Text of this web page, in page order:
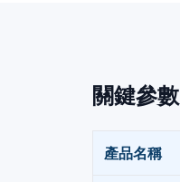
關鍵參數
產品名稱